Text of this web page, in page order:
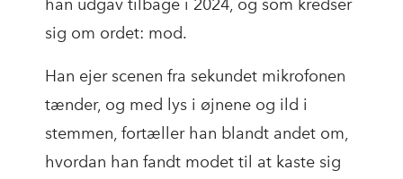
han udgav tilbage i 2024, og som kredser
sig om ordet: mod.
Han ejer scenen fra sekundet mikrofonen
tænder, og med lys i øjnene og ild i
stemmen, fortæller han blandt andet om,
hvordan han fandt modet til at kaste sig